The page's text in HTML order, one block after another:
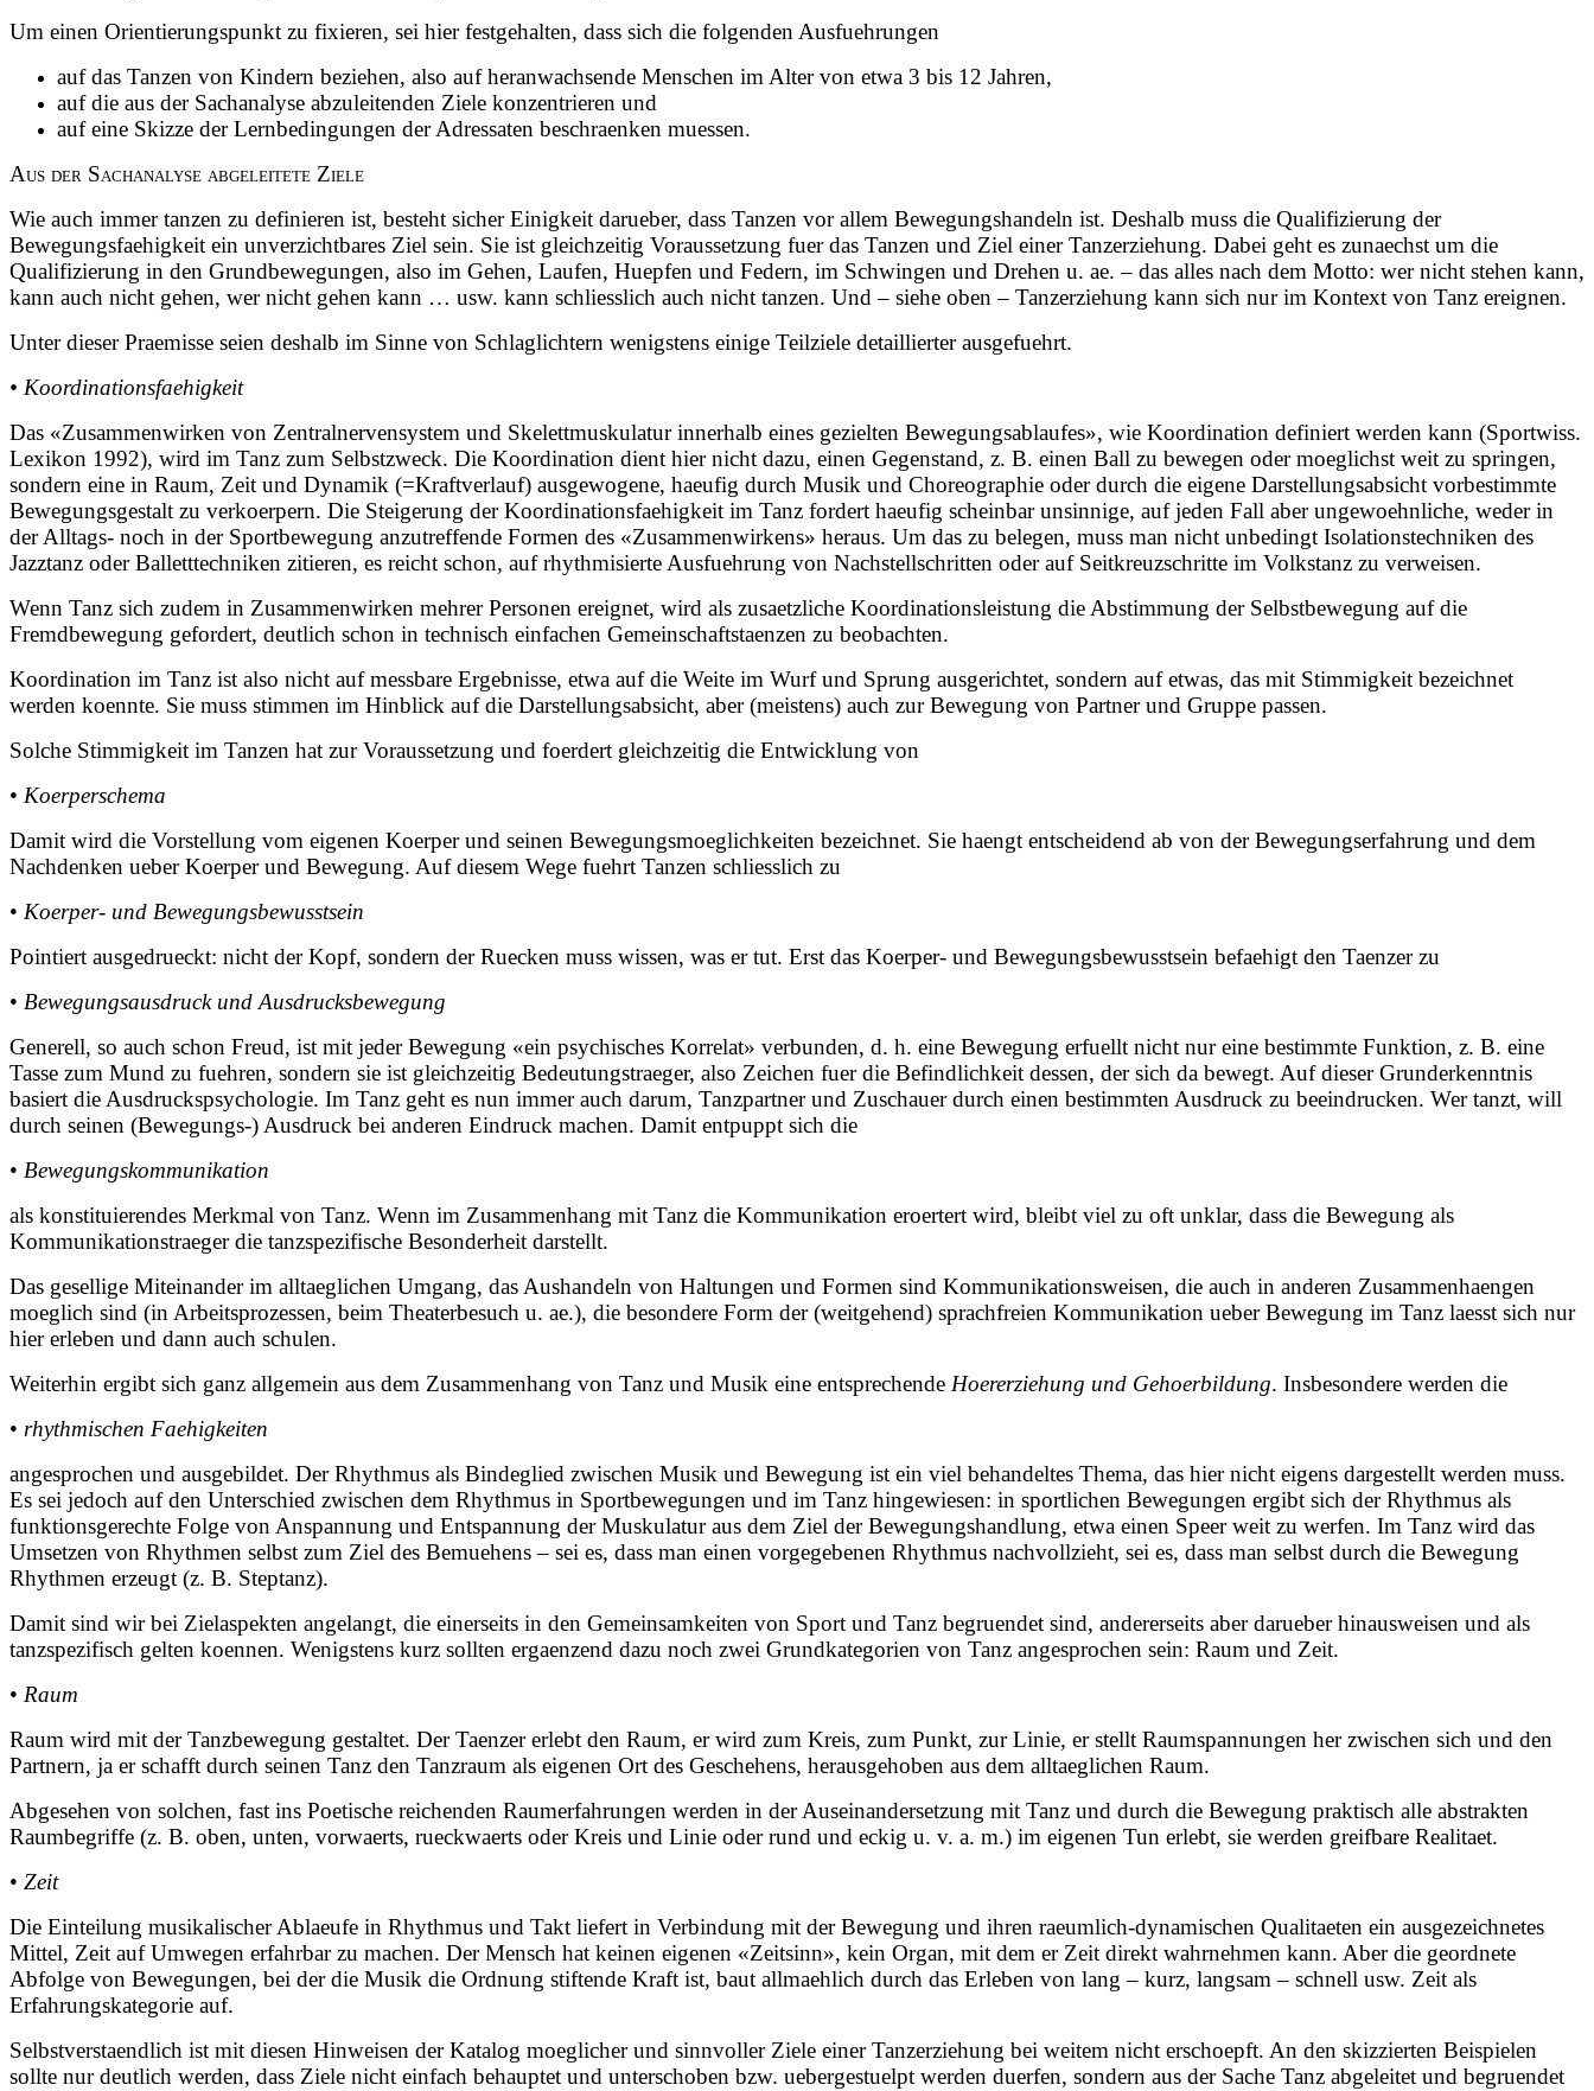
Um einen Orientierungspunkt zu fixieren, sei hier festgehalten, dass sich die folgenden Ausfuehrungen
auf das Tanzen von Kindern beziehen, also auf heranwachsende Menschen im Alter von etwa 3 bis 12 Jahren,
auf die aus der Sachanalyse abzuleitenden Ziele konzentrieren und
auf eine Skizze der Lernbedingungen der Adressaten beschraenken muessen.
Aus der Sachanalyse abgeleitete Ziele
Wie auch immer tanzen zu definieren ist, besteht sicher Einigkeit darueber, dass Tanzen vor allem Bewegungshandeln ist. Deshalb muss die Qualifizierung der
Bewegungsfaehigkeit ein unverzichtbares Ziel sein. Sie ist gleichzeitig Voraussetzung fuer das Tanzen und Ziel einer Tanzerziehung. Dabei geht es zunaechst um die
Qualifizierung in den Grundbewegungen, also im Gehen, Laufen, Huepfen und Federn, im Schwingen und Drehen u. ae. – das alles nach dem Motto: wer nicht stehen kann,
kann auch nicht gehen, wer nicht gehen kann … usw. kann schliesslich auch nicht tanzen. Und – siehe oben – Tanzerziehung kann sich nur im Kontext von Tanz ereignen.
Unter dieser Praemisse seien deshalb im Sinne von Schlaglichtern wenigstens einige Teilziele detaillierter ausgefuehrt.
• Koordinationsfaehigkeit
Das «Zusammenwirken von Zentralnervensystem und Skelettmuskulatur innerhalb eines gezielten Bewegungsablaufes», wie Koordination definiert werden kann (Sportwiss.
Lexikon 1992), wird im Tanz zum Selbstzweck. Die Koordination dient hier nicht dazu, einen Gegenstand, z. B. einen Ball zu bewegen oder moeglichst weit zu springen,
sondern eine in Raum, Zeit und Dynamik (=Kraftverlauf) ausgewogene, haeufig durch Musik und Choreographie oder durch die eigene Darstellungsabsicht vorbestimmte
Bewegungsgestalt zu verkoerpern. Die Steigerung der Koordinationsfaehigkeit im Tanz fordert haeufig scheinbar unsinnige, auf jeden Fall aber ungewoehnliche, weder in
der Alltags- noch in der Sportbewegung anzutreffende Formen des «Zusammenwirkens» heraus. Um das zu belegen, muss man nicht unbedingt Isolationstechniken des
Jazztanz oder Balletttechniken zitieren, es reicht schon, auf rhythmisierte Ausfuehrung von Nachstellschritten oder auf Seitkreuzschritte im Volkstanz zu verweisen.
Wenn Tanz sich zudem in Zusammenwirken mehrer Personen ereignet, wird als zusaetzliche Koordinationsleistung die Abstimmung der Selbstbewegung auf die
Fremdbewegung gefordert, deutlich schon in technisch einfachen Gemeinschaftstaenzen zu beobachten.
Koordination im Tanz ist also nicht auf messbare Ergebnisse, etwa auf die Weite im Wurf und Sprung ausgerichtet, sondern auf etwas, das mit Stimmigkeit bezeichnet
werden koennte. Sie muss stimmen im Hinblick auf die Darstellungsabsicht, aber (meistens) auch zur Bewegung von Partner und Gruppe passen.
Solche Stimmigkeit im Tanzen hat zur Voraussetzung und foerdert gleichzeitig die Entwicklung von
• Koerperschema
Damit wird die Vorstellung vom eigenen Koerper und seinen Bewegungsmoeglichkeiten bezeichnet. Sie haengt entscheidend ab von der Bewegungserfahrung und dem
Nachdenken ueber Koerper und Bewegung. Auf diesem Wege fuehrt Tanzen schliesslich zu
• Koerper- und Bewegungsbewusstsein
Pointiert ausgedrueckt: nicht der Kopf, sondern der Ruecken muss wissen, was er tut. Erst das Koerper- und Bewegungsbewusstsein befaehigt den Taenzer zu
• Bewegungsausdruck und Ausdrucksbewegung
Generell, so auch schon Freud, ist mit jeder Bewegung «ein psychisches Korrelat» verbunden, d. h. eine Bewegung erfuellt nicht nur eine bestimmte Funktion, z. B. eine
Tasse zum Mund zu fuehren, sondern sie ist gleichzeitig Bedeutungstraeger, also Zeichen fuer die Befindlichkeit dessen, der sich da bewegt. Auf dieser Grunderkenntnis
basiert die Ausdruckspsychologie. Im Tanz geht es nun immer auch darum, Tanzpartner und Zuschauer durch einen bestimmten Ausdruck zu beeindrucken. Wer tanzt, will
durch seinen (Bewegungs-) Ausdruck bei anderen Eindruck machen. Damit entpuppt sich die
• Bewegungskommunikation
als konstituierendes Merkmal von Tanz. Wenn im Zusammenhang mit Tanz die Kommunikation eroertert wird, bleibt viel zu oft unklar, dass die Bewegung als
Kommunikationstraeger die tanzspezifische Besonderheit darstellt.
Das gesellige Miteinander im alltaeglichen Umgang, das Aushandeln von Haltungen und Formen sind Kommunikationsweisen, die auch in anderen Zusammenhaengen
moeglich sind (in Arbeitsprozessen, beim Theaterbesuch u. ae.), die besondere Form der (weitgehend) sprachfreien Kommunikation ueber Bewegung im Tanz laesst sich nur
hier erleben und dann auch schulen.
Weiterhin ergibt sich ganz allgemein aus dem Zusammenhang von Tanz und Musik eine entsprechende Hoererziehung und Gehoerbildung. Insbesondere werden die
• rhythmischen Faehigkeiten
angesprochen und ausgebildet. Der Rhythmus als Bindeglied zwischen Musik und Bewegung ist ein viel behandeltes Thema, das hier nicht eigens dargestellt werden muss.
Es sei jedoch auf den Unterschied zwischen dem Rhythmus in Sportbewegungen und im Tanz hingewiesen: in sportlichen Bewegungen ergibt sich der Rhythmus als
funktionsgerechte Folge von Anspannung und Entspannung der Muskulatur aus dem Ziel der Bewegungshandlung, etwa einen Speer weit zu werfen. Im Tanz wird das
Umsetzen von Rhythmen selbst zum Ziel des Bemuehens – sei es, dass man einen vorgegebenen Rhythmus nachvollzieht, sei es, dass man selbst durch die Bewegung
Rhythmen erzeugt (z. B. Steptanz).
Damit sind wir bei Zielaspekten angelangt, die einerseits in den Gemeinsamkeiten von Sport und Tanz begruendet sind, andererseits aber darueber hinausweisen und als
tanzspezifisch gelten koennen. Wenigstens kurz sollten ergaenzend dazu noch zwei Grundkategorien von Tanz angesprochen sein: Raum und Zeit.
• Raum
Raum wird mit der Tanzbewegung gestaltet. Der Taenzer erlebt den Raum, er wird zum Kreis, zum Punkt, zur Linie, er stellt Raumspannungen her zwischen sich und den
Partnern, ja er schafft durch seinen Tanz den Tanzraum als eigenen Ort des Geschehens, herausgehoben aus dem alltaeglichen Raum.
Abgesehen von solchen, fast ins Poetische reichenden Raumerfahrungen werden in der Auseinandersetzung mit Tanz und durch die Bewegung praktisch alle abstrakten
Raumbegriffe (z. B. oben, unten, vorwaerts, rueckwaerts oder Kreis und Linie oder rund und eckig u. v. a. m.) im eigenen Tun erlebt, sie werden greifbare Realitaet.
• Zeit
Die Einteilung musikalischer Ablaeufe in Rhythmus und Takt liefert in Verbindung mit der Bewegung und ihren raeumlich-dynamischen Qualitaeten ein ausgezeichnetes
Mittel, Zeit auf Umwegen erfahrbar zu machen. Der Mensch hat keinen eigenen «Zeitsinn», kein Organ, mit dem er Zeit direkt wahrnehmen kann. Aber die geordnete
Abfolge von Bewegungen, bei der die Musik die Ordnung stiftende Kraft ist, baut allmaehlich durch das Erleben von lang – kurz, langsam – schnell usw. Zeit als
Erfahrungskategorie auf.
Selbstverstaendlich ist mit diesen Hinweisen der Katalog moeglicher und sinnvoller Ziele einer Tanzerziehung bei weitem nicht erschoepft. An den skizzierten Beispielen
sollte nur deutlich werden, dass Ziele nicht einfach behauptet und unterschoben bzw. uebergestuelpt werden duerfen, sondern aus der Sache Tanz abgeleitet und begruendet